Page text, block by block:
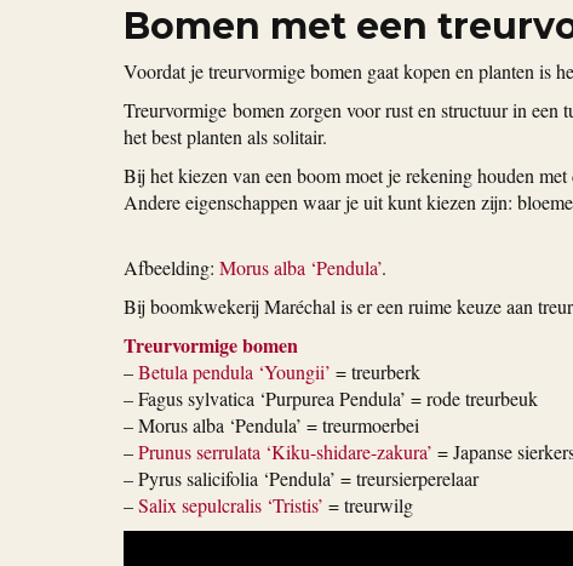
Bomen met een
Voordat je treurvormige bomen gaat kopen en planten is
Treurvormige bomen zorgen voor rust en structuur in een
het best planten als solitair.
Bij het kiezen van een boom moet je rekening houden
Andere eigenschappen waar je uit kunt kiezen zijn:
Afbeelding: Morus alba ‘Pendula’.
Bij boomkwekerij Maréchal is er een ruime keuze aan
Treurvormige bomen
–Betula pendula ‘Youngii’ = treurberk
– Fagus sylvatica ‘Purpurea Pendula’ = rode treurbeuk
– Morus alba ‘Pendula’ = treurmoerbei
–Prunus serrulata ‘Kiku-shidare-zakura’ = Japanse
– Pyrus salicifolia ‘Pendula’ = treursierperelaar
–Salix sepulcralis ‘Tristis’ = treurwilg